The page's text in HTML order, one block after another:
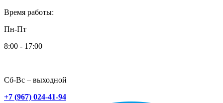
Время работы:
Пн-Пт
8:00 - 17:00
Сб-Вс – выходной
+7 (967) 024-41-94